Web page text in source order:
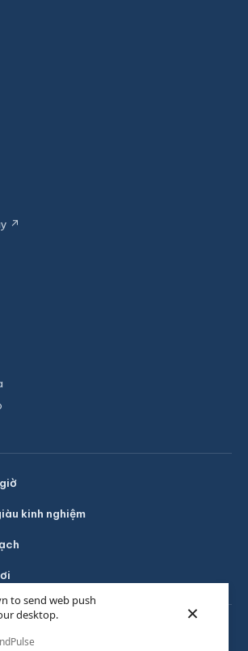
to send web push
desktop.
×
↗
kinh nghiệm
vụ TP.HCM và các tỉnh lân cận.